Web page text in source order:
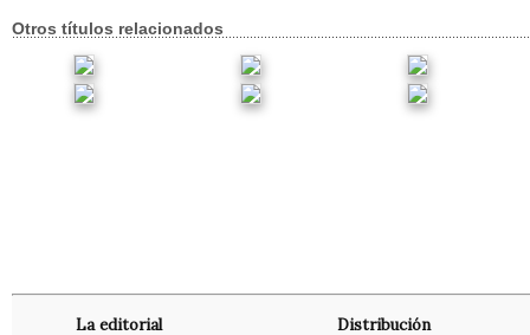
Otros títulos relacionados
La editorial Distribución